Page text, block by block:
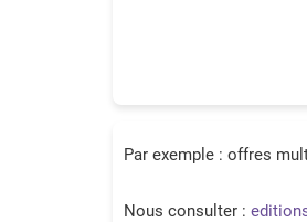
Par exemple : offres
Nous consulter :